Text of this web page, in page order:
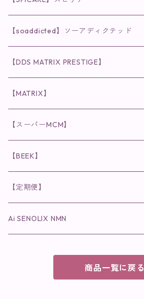
クレンジング・洗顔
化粧水
保湿ジェル・クリーム
ラディール
◉VI PLANTE
リキッド
ディフェンサー
メイク小物
◉ナチュリスティーアクレス
クレンジング
洗顔
◉インナーケア
食品
粒タイプ
◉cocochia
ヘナカラー
ヘアファンデーション
◉美顔器
◉スペシャルケア
◉肌悩み
エイジングトラブル
◉V3シリーズ
ファンデーション・ベース
クレンジング・洗顔
リップ
◉V3 VSPIC C Line
クレンジング・洗顔
化粧水
◉スピケアシリーズ
◉V.O.Sシリーズ
クレンジング・洗顔
化粧水
◉メンズシリーズ
クレンジング・洗顔
化粧水
◉MESシリーズ
【soaddicted】ソーアディクテッド
ラッシュアディクト
まつ毛用美容液
眉毛用美容液
リップアディクト
唇用美容液
ヘアアディクト
【DDS MATRIX PRESTIGE】
スキンケアシリーズ
美容液
【MATRIX】
スキンケアシリーズ
美容液
洗顔
【スーパーMCM】
インナーケア
【BEEK】
インナーケア
【定期便】
Ai SENOLIX NMN
商品一覧に戻る